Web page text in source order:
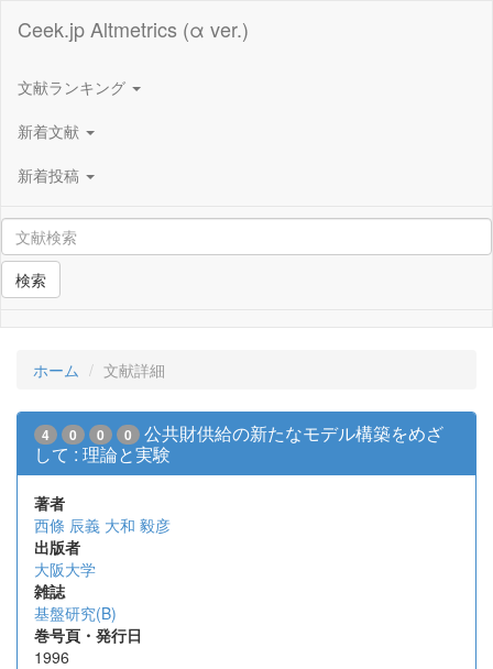
Ceek.jp Altmetrics (α ver.)
文献ランキング
新着文献
新着投稿
検索
ホーム 文献詳細
4 0 0 0
公共財供給の新たなモデル構築をめざ
して : 理論と実験
著者
西條 辰義 大和 毅彦
出版者
大阪大学
雑誌
基盤研究(B)
巻号頁・発行日
1996